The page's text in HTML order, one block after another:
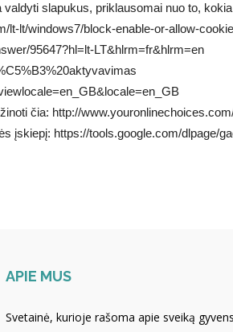
slapukus, priklausomai nuo to,
lt-lt/windows7/block-enable-or-allow-
95647?hl=lt-LT&hlrm=fr&hlrm=en
čia: http://
įskiepį: https://tools.google.com/dlpage/
APIE MUS
Svetainė, kurioje rašoma apie sveiką